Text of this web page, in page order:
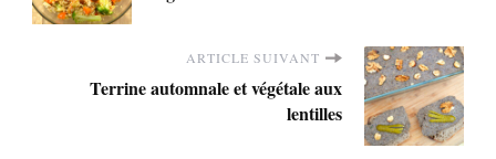
ARTICLE SUIVANT
Terrine automnale et végétale aux
lentilles